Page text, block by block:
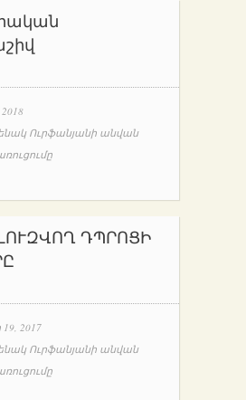
Ուրֆանյանի անվան
ԴՊՐՈՑԻ
2017
Ուրֆանյանի անվան